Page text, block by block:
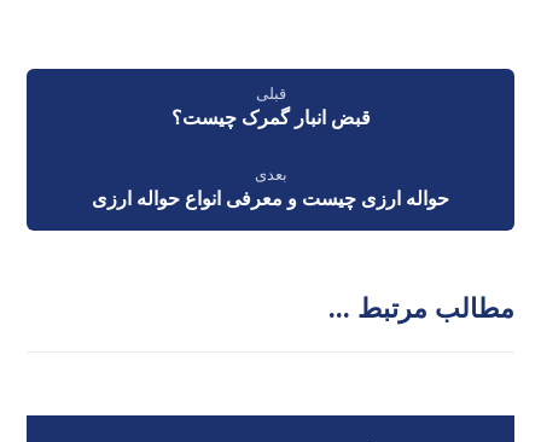
قبلی
قبض انبار گمرک چیست؟
بعدی
حواله ارزی چیست و معرفی انواع حواله ارزی
مطالب مرتبط ...